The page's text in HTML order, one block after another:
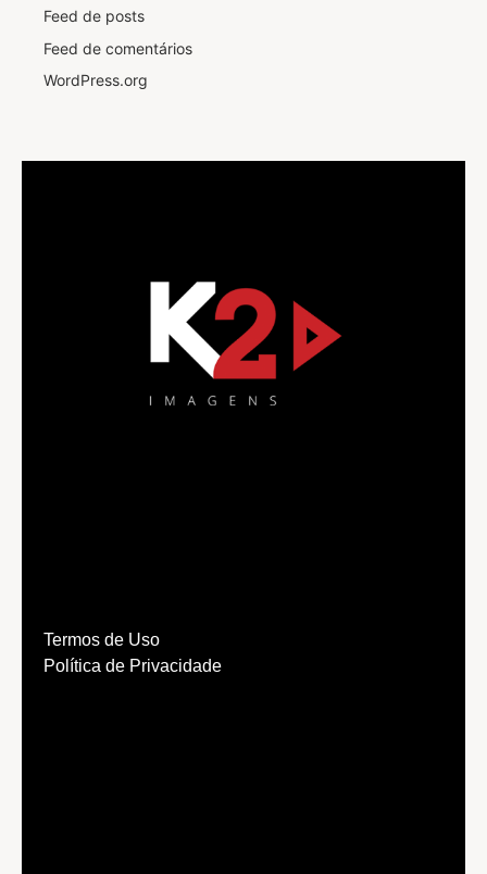
Feed de posts
Feed de comentários
WordPress.org
Termos de Uso
Política de Privacidade